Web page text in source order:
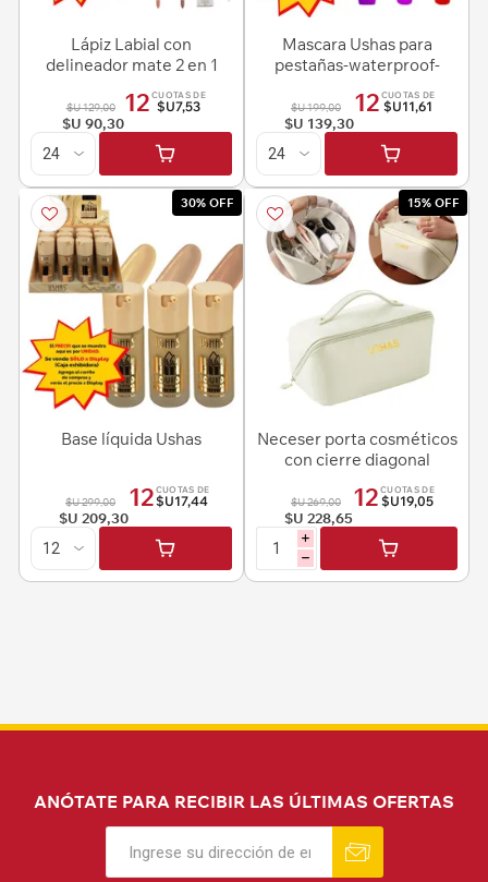
Lápiz Labial con
delineador mate 2 en 1
$U 129,00
$U 90,30
12 CUOTAS DE
$U7,53
Mascara Ushas para
pestañas-waterproof-
$U 199,00
$U 139,30
12 CUOTAS DE
$U11,61
30% OFF
Base líquida Ushas
$U 299,00
$U 209,30
12 CUOTAS DE
$U17,44
15% OFF
Neceser porta cosméticos
con cierre diagonal
$U 269,00
$U 228,65
12 CUOTAS DE
$U19,05
i
h
ANÓTATE PARA RECIBIR LAS ÚLTIMAS OFERTAS